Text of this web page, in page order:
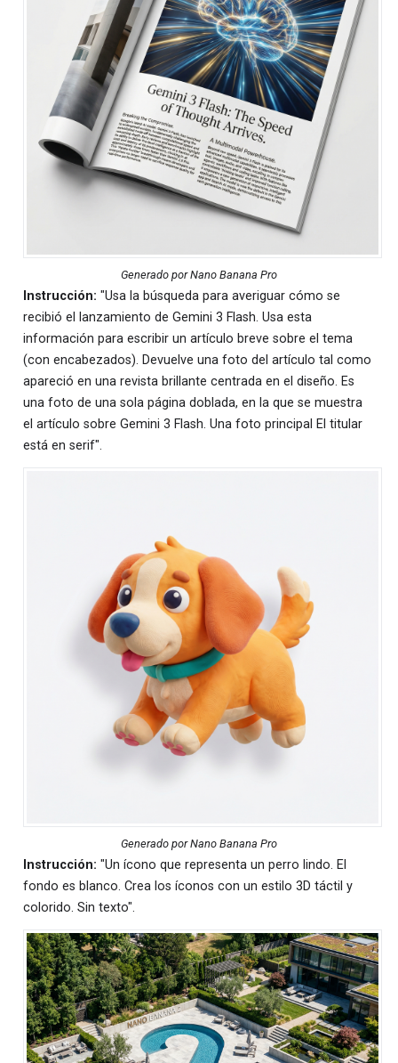
Generado por Nano Banana Pro
Instrucción: "Usa la búsqueda para averiguar cómo se
recibió el lanzamiento de Gemini 3 Flash. Usa esta
información para escribir un artículo breve sobre el tema
(con encabezados). Devuelve una foto del artículo tal como
apareció en una revista brillante centrada en el diseño. Es
una foto de una sola página doblada, en la que se muestra
el artículo sobre Gemini 3 Flash. Una foto principal El titular
está en serif".
Generado por Nano Banana Pro
Instrucción: "Un ícono que representa un perro lindo. El
fondo es blanco. Crea los íconos con un estilo 3D táctil y
colorido. Sin texto".